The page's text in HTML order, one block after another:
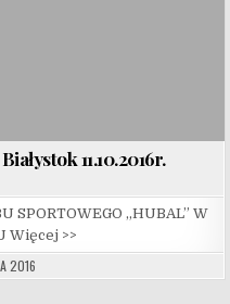
11.10.2016r.
SPORTOWEGO „HUBAL” W
Więcej >>
2016